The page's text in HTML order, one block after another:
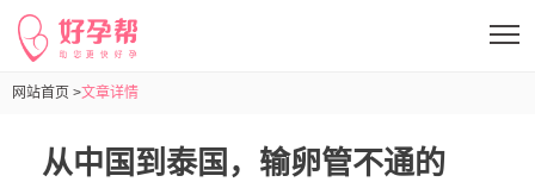
网站首页 >文章详情
从中国到泰国，输卵管不通的